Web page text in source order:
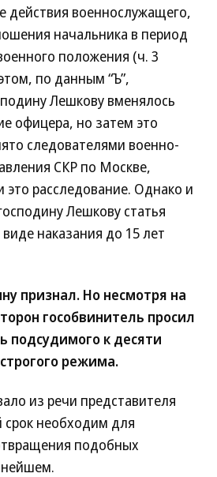
действия военнослужащего,
начальника в период
положения (ч. 3
по данным “Ъ”,
Лешкову вменялось
офицера, но затем это
следователями военно-
СКР по Москве,
это расследование. Однако и
Лешкову статья
наказания до 15 лет
признал. Но несмотря на
гособвинитель просил
подсудимого к десяти
режима.
из речи представителя
срок необходим для
подобных